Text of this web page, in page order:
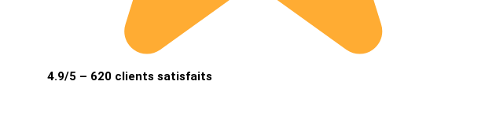
4.9/5 – 620 clients satisfaits